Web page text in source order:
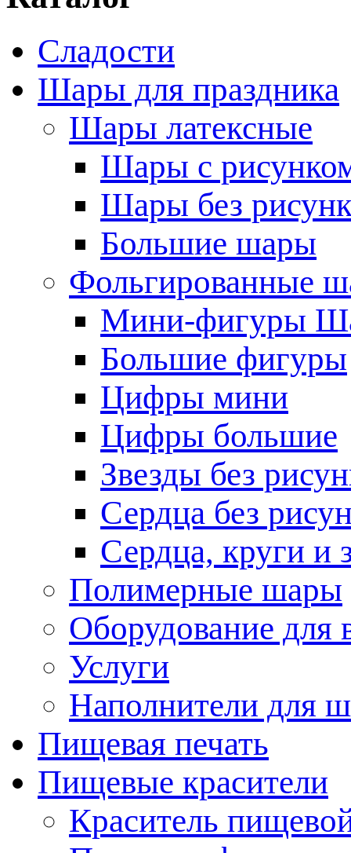
Сладости
Шары для праздника
Шары латексные
Шары с
Шары без
Большие шары
Фольгированные
Мини-фигуры
Большие фигуры
Цифры мини
Цифры большие
Звезды без
Сердца без
Сердца, круги и
Полимерные шары
Оборудование
Услуги
Наполнители для
Пищевая печать
Пищевые красители
Краситель